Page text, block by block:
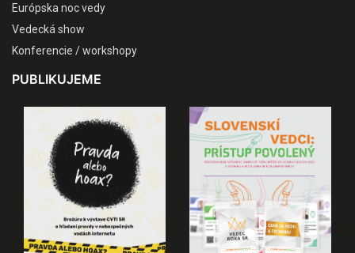
Európska noc vedy
Vedecká show
Konferencie / workshopy
PUBLIKUJEME